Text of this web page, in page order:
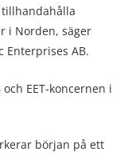
i Norden, säger
Enterprises AB.
början på ett